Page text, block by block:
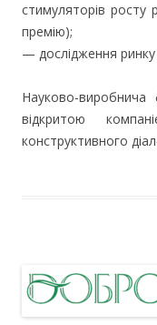
стимуляторів росту
премію);
— дослідження
Науково-
відкритою
конструктивного